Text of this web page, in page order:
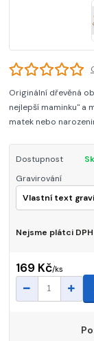
Originální dřevěná
nejlepší maminku" a
matek nebo
Dostupnost
Gravirování
Nejsme plátci DPH
169 Kč/ks